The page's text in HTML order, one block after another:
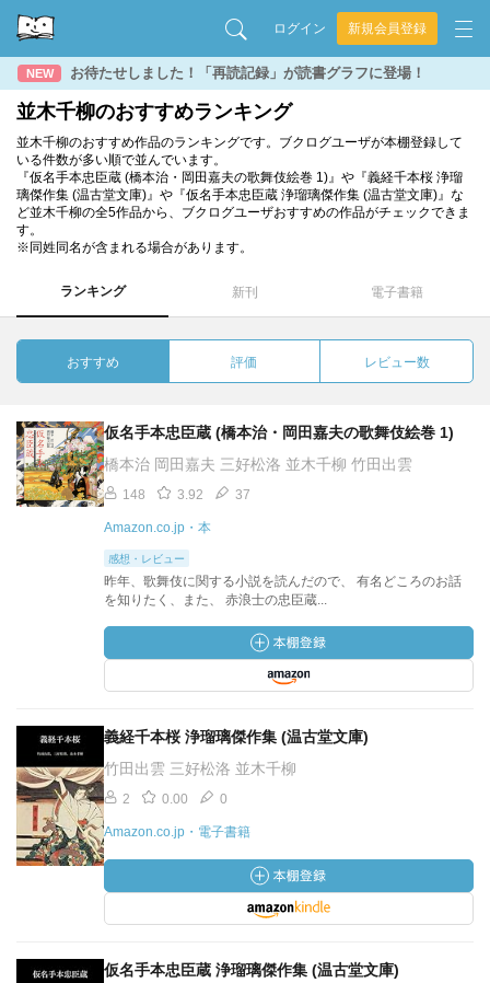
ログイン 新規会員登録
NEW お待たせしました！「再読記録」が読書グラフに登場！
並木千柳のおすすめランキング
並木千柳のおすすめ作品のランキングです。ブクログユーザが本棚登録して
いる件数が多い順で並んでいます。
『仮名手本忠臣蔵 (橋本治・岡田嘉夫の歌舞伎絵巻 1)』や『義経千本桜 浄瑠
璃傑作集 (温古堂文庫)』や『仮名手本忠臣蔵 浄瑠璃傑作集 (温古堂文庫)』な
ど並木千柳の全5作品から、ブクログユーザおすすめの作品がチェックできま
す。
※同姓同名が含まれる場合があります。
ランキング 新刊 電子書籍
おすすめ 評価 レビュー数
仮名手本忠臣蔵 (橋本治・岡田嘉夫の歌舞伎絵巻 1)
橋本治 岡田嘉夫 三好松洛 並木千柳 竹田出雲
148 3.92 37
Amazon.co.jp・本
感想・レビュー
昨年、歌舞伎に関する小説を読んだので、 有名どころのお話
を知りたく、また、 赤浪士の忠臣蔵...
義経千本桜 浄瑠璃傑作集 (温古堂文庫)
竹田出雲 三好松洛 並木千柳
2 0.00 0
Amazon.co.jp・電子書籍
仮名手本忠臣蔵 浄瑠璃傑作集 (温古堂文庫)